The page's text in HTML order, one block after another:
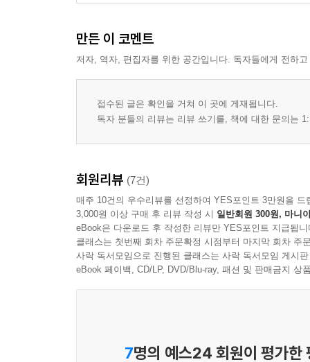
만든 이 코멘트
저자, 역자, 편집자를 위한 공간입니다. 독자들에게 전하
접수된 글은 확인을 거쳐 이 곳에 게재됩니다.
독자 분들의 리뷰는 리뷰 쓰기를, 책에 대한 문의는
회원리뷰 (7건)
매주 10건의 우수리뷰를 선정하여 YES포인트 3만원을 드
3,000원 이상 구매 후 리뷰 작성 시 일반회원 300원, 마니
eBook은 다운로드 후 작성한 리뷰만 YES포인트 지급됩니
클래스는 첫번째 회차 주문확정 시점부터 마지막 회차 주
사락 독서모임으로 진행된 클래스는 사락 독서모임 게시
eBook 페이백, CD/LP, DVD/Blu-ray, 패션 및 판매금지 상
7명의 예스24 회원이 평가한